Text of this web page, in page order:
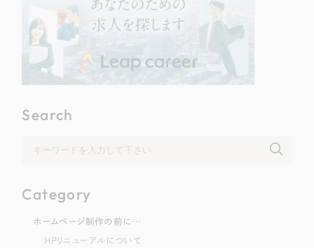
Search
Category
ホームページ制作の前に…
HPリニューアルについて